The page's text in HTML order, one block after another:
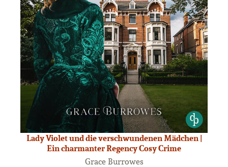
Lady Violet und die verschwundenen Mädchen |
Ein charmanter Regency Cosy Crime
Grace Burrowes